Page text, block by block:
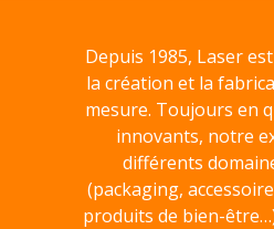
Depuis 1985, Laser
la création et la
mesure. Toujours en
innovants, notre
différents
(packaging,
produits de bien-